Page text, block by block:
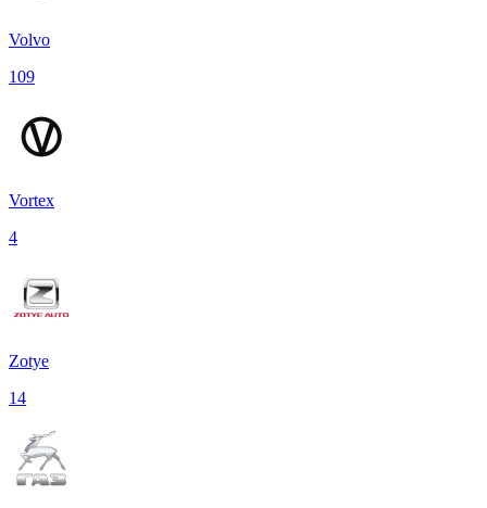
Volvo
109
Vortex
4
Zotye
14